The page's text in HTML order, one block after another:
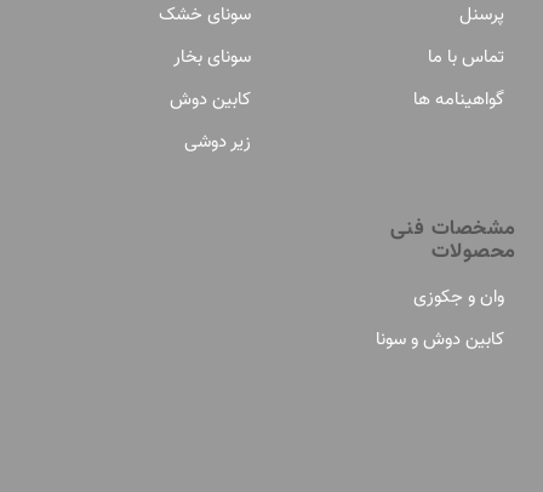
پرسنل
تماس با ما
گواهینامه ها
سونای خشک
سونای بخار
کابین دوش
زیر دوشی
مشخصات فنی
محصولات
وان و جکوزی
کابین دوش و سونا